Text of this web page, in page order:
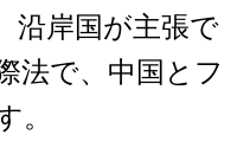
沿岸国が主張で
法で、中国とフ
。